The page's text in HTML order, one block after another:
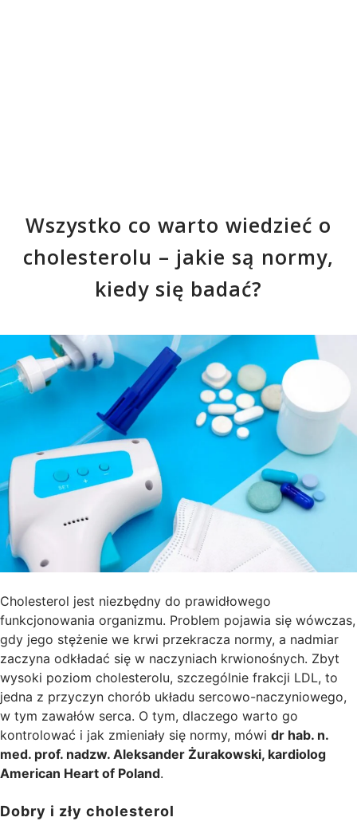
Wszystko co warto wiedzieć o
cholesterolu – jakie są normy,
kiedy się badać?
Cholesterol jest niezbędny do prawidłowego
funkcjonowania organizmu. Problem pojawia się wówczas,
gdy jego stężenie we krwi przekracza normy, a nadmiar
zaczyna odkładać się w naczyniach krwionośnych. Zbyt
wysoki poziom cholesterolu, szczególnie frakcji LDL, to
jedna z przyczyn chorób układu sercowo-naczyniowego,
w tym zawałów serca. O tym, dlaczego warto go
kontrolować i jak zmieniały się normy, mówi dr hab. n.
med. prof. nadzw. Aleksander Żurakowski, kardiolog
American Heart of Poland.
Dobry i zły cholesterol